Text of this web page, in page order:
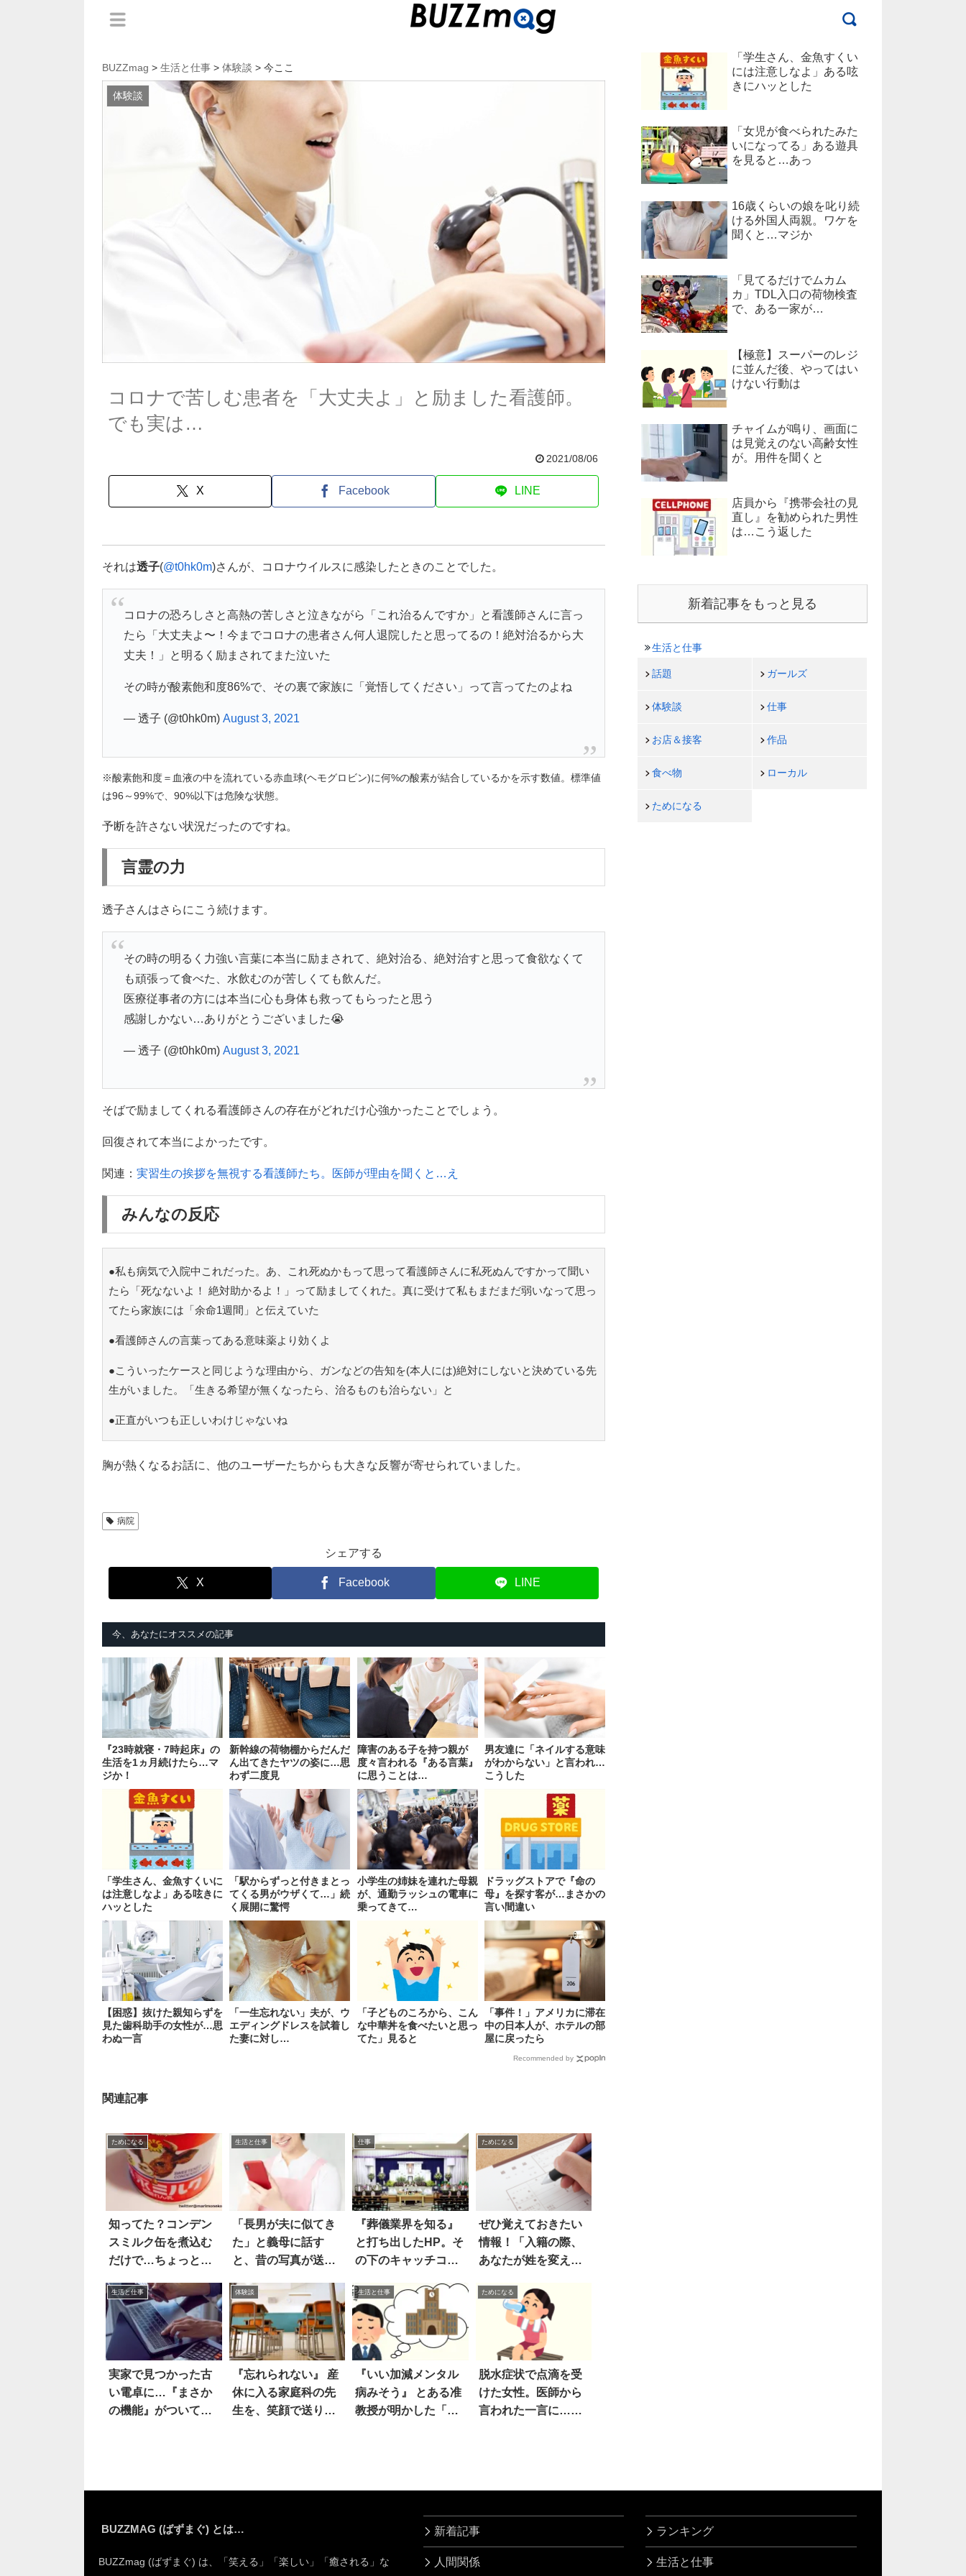
BUZZmag > 生活と仕事 > 体験談 > 今ここ
体験談
コロナで苦しむ患者を「大丈夫よ」と励ました看護師。
でも実は…
2021/08/06
X Facebook LINE
それは透子(@t0hk0m)さんが、コロナウイルスに感染したときのことでした。
コロナの恐ろしさと高熱の苦しさと泣きながら「これ治るんですか」と看護師さんに言っ
たら「大丈夫よ〜！今までコロナの患者さん何人退院したと思ってるの！絶対治るから大
丈夫！」と明るく励まされてまた泣いた
その時が酸素飽和度86%で、その裏で家族に「覚悟してください」って言ってたのよね
— 透子 (@t0hk0m) August 3, 2021
※酸素飽和度＝血液の中を流れている赤血球(ヘモグロビン)に何%の酸素が結合しているかを示す数値。標準値
は96～99%で、90%以下は危険な状態。
予断を許さない状況だったのですね。
言霊の力
透子さんはさらにこう続けます。
その時の明るく力強い言葉に本当に励まされて、絶対治る、絶対治すと思って食欲なくて
も頑張って食べた、水飲むのが苦しくても飲んだ。
医療従事者の方には本当に心も身体も救ってもらったと思う
感謝しかない…ありがとうございました😭
— 透子 (@t0hk0m) August 3, 2021
そばで励ましてくれる看護師さんの存在がどれだけ心強かったことでしょう。
回復されて本当によかったです。
関連： 実習生の挨拶を無視する看護師たち。医師が理由を聞くと…え
みんなの反応
●私も病気で入院中これだった。あ、これ死ぬかもって思って看護師さんに私死ぬんですかって聞い
たら「死なないよ！ 絶対助かるよ！」って励ましてくれた。真に受けて私もまだまだ弱いなって思っ
てたら家族には「余命1週間」と伝えていた
●看護師さんの言葉ってある意味薬より効くよ
●こういったケースと同じような理由から、ガンなどの告知を(本人には)絶対にしないと決めている先
生がいました。「生きる希望が無くなったら、治るものも治らない」と
●正直がいつも正しいわけじゃないね
胸が熱くなるお話に、他のユーザーたちからも大きな反響が寄せられていました。
病院
シェアする
X Facebook LINE
今、あなたにオススメの記事
『23時就寝・7時起床』の
生活を1ヵ月続けたら…マ
ジか！
新幹線の荷物棚からだんだ
ん出てきたヤツの姿に…思
わず二度見
障害のある子を持つ親が
度々言われる『ある言葉』
に思うことは…
男友達に「ネイルする意味
がわからない」と言われ…
こうした
「学生さん、金魚すくいに
は注意しなよ」ある呟きに
ハッとした
「駅からずっと付きまとっ
てくる男がウザくて…」続
く展開に驚愕
小学生の姉妹を連れた母親
が、通勤ラッシュの電車に
乗ってきて…
ドラッグストアで『命の
母』を探す客が…まさかの
言い間違い
【困惑】抜けた親知らずを
見た歯科助手の女性が…思
わぬ一言
「一生忘れない」夫が、ウ
エディングドレスを試着し
た妻に対し…
「子どものころから、こん
な中華丼を食べたいと思っ
てた」見ると
「事件！」アメリカに滞在
中の日本人が、ホテルの部
屋に戻ったら
Recommended by
関連記事
ためになる
知ってた？コンデン
スミルク缶を煮込む
だけで…ちょっと意
出来上がる
生活と仕事
「長男が夫に似てき
た」と義母に話す
と、昔の写真が送ら
仕事
『葬儀業界を知る』
と打ち出したHP。そ
の下のキャッチコピ
ためになる
ぜひ覚えておきたい
情報！「入籍の際、
あなたが姓を変える
生活と仕事
実家で見つかった古
い電卓に…『まさか
の機能』がついてい
体験談
『忘れられない』 産
休に入る家庭科の先
生を、笑顔で送り出
生活と仕事
『いい加減メンタル
病みそう』 とある准
教授が明かした「悩
ためになる
脱水症状で点滴を受
けた女性。医師から
言われた一言に…衝
「学生さん、金魚すくい
には注意しなよ」ある呟
きにハッとした
「女児が食べられたみた
いになってる」ある遊具
を見ると…あっ
16歳くらいの娘を叱り続
ける外国人両親。ワケを
聞くと…マジか
「見てるだけでムカム
カ」TDL入口の荷物検査
で、ある一家が…
【極意】スーパーのレジ
に並んだ後、やってはい
けない行動は
チャイムが鳴り、画面に
は見覚えのない高齢女性
が。用件を聞くと
店員から『携帯会社の見
直し』を勧められた男性
は…こう返した
新着記事をもっと見る
生活と仕事
話題 ガールズ
体験談 仕事
お店＆接客 作品
食べ物 ローカル
ためになる
BUZZMAG (ばずまぐ) とは…
BUZZmag (ばずまぐ) は、「笑える」「楽しい」「癒される」な
新着記事
人間関係
ランキング
生活と仕事